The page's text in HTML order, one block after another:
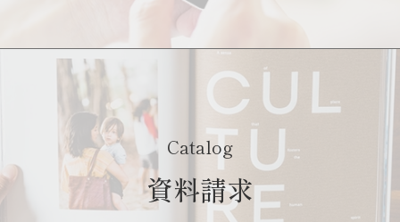
Catalog
資料請求